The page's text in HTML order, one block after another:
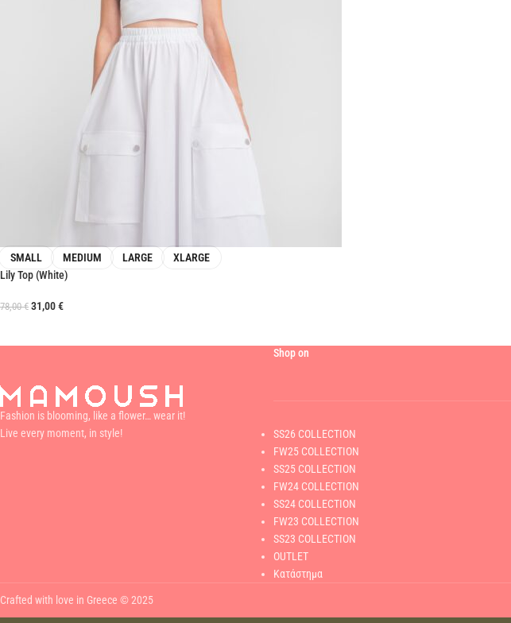
SMALL MEDIUM LARGE
XLARGE
Lily Top (White)
78,00€ 31,00€
Fashion is blooming, like a flower… wear it!
Live every moment, in style!
Shop on
SS26 COLLECTION
FW25 COLLECTION
SS25 COLLECTION
FW24 COLLECTION
SS24 COLLECTION
FW23 COLLECTION
SS23 COLLECTION
OUTLET
Κατάστημα
Crafted with love in Greece © 2025